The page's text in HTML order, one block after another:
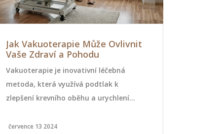
Jak Vakuoterapie Může Ovlivnit
Vaše Zdraví a Pohodu
Vakuoterapie je inovativní léčebná
metoda, která využívá podtlak k
zlepšení krevního oběhu a urychlení
důležité informace o tom, jak
července 13 2024